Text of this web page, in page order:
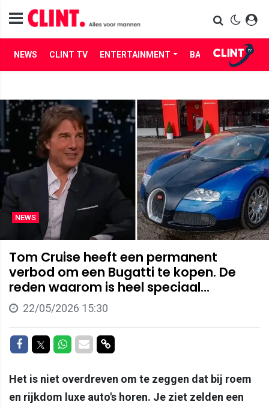
NEWS CLINT TV ENTERTAINMENT BABES LIFE
NEWS
Tom Cruise heeft een permanent
verbod om een Bugatti te kopen. De
reden waarom is heel speciaal...
22/05/2026 15:30
Delen op Facebook
Delen op Twitter
Delen op Whatsapp
Delen via Mail
Delen via link
Het is niet overdreven om te zeggen dat bij roem
en rijkdom luxe auto's horen. Je ziet zelden een